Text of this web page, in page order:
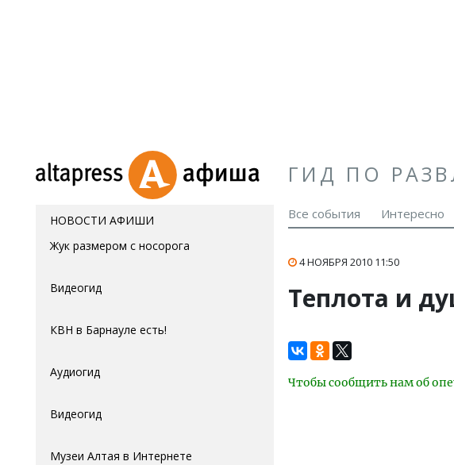
ГИД ПО
НОВОСТИ АФИШИ Все события Интересно
Жук размером с носорога
Видеогид
КВН в Барнауле есть!
Аудиогид
Видеогид
Музеи Алтая в Интернете
4 НОЯБРЯ 2010 11:50
Теплота и
Чтобы сообщить нам об